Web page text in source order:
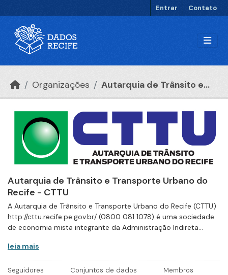
Entrar Contato
Organizações Autarquia de Trânsito e...
Autarquia de Trânsito e Transporte Urbano do
Recife - CTTU
A Autarquia de Trânsito e Transporte Urbano do Recife (CTTU)
http://cttu.recife.pe.gov.br/ (0800 081 1078) é uma sociedade
de economia mista integrante da Administração Indireta...
leia mais
Seguidores Conjuntos de dados Membros